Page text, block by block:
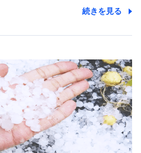
メール等により、当社と取引のあるも
務遂行のため、またそれらに付帯、関
会社のサービスを案内、提供するため
保険会社と取引があり、取得した個人
保険会社の商品・サービスをご提案す
ただくことがあります。）
き・管理等付帯業務を行うため
から取得した個人情報
開催のため
続きを見る